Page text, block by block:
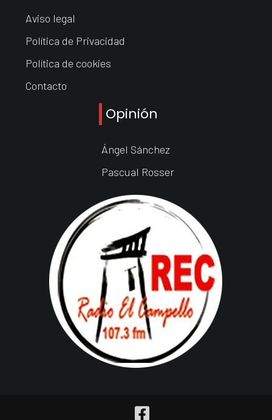
Aviso legal
Política de Privacidad
Política de cookies
Contacto
Opinión
Ángel Sánchez
Pascual Rosser